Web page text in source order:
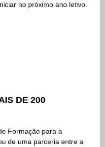
no próximo ano letivo.
DE 200
Formação para a
de uma parceria entre a